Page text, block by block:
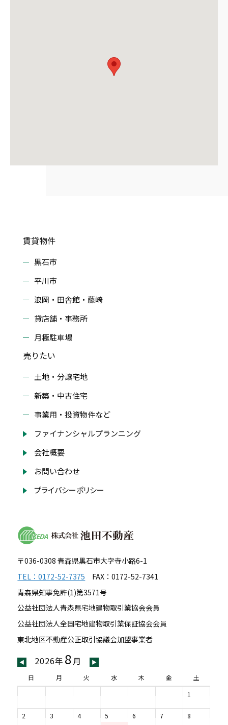
賃貸物件
黒石市
平川市
浪岡・田舎館・藤崎
貸店舗・事務所
月極駐車場
売りたい
土地・分譲宅地
新築・中古住宅
事業用・投資物件など
ファイナンシャルプランニング
会社概要
お問い合わせ
プライバシーポリシー
〒036-0308 青森県黒石市大字寺小路6-1
TEL：0172-52-7375 FAX：0172-52-7341
青森県知事免許(1)第3571号
公益社団法人青森県宅地建物取引業協会会員
公益社団法人全国宅地建物取引業保証協会会員
東北地区不動産公正取引協議会加盟事業者
◀ 2026年 8 月 ▶
日 月 火 水 木 金
土
1
2 3 4
5
6 7 8